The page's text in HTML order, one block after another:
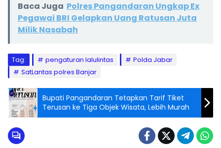
Baca Juga Polres Pangandaran Ungkap Ex
Pegawai BRI Gelapkan Uang Ratusan Juta
Milik Nasabah
Tag: pengaturan lalulintas
Polda Jabar
SatLantas polres Banjar
Bupati Pangandaran Tetapkan Tarif Tiket
Terusan ke Tiga Objek Wisata, Lebih Murah